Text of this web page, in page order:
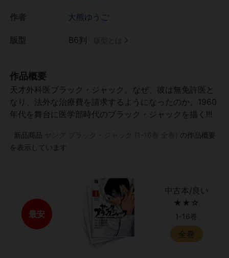
大熊ゆうご
B6判
作品概要
天才外科医ブラック・ジャック。なぜ、彼は無免許医と
なり、法外な治療費を請求するようになったのか。1960
年代を舞台に医学部時代のブラック・ジャックを描く!!!
新品商品
の作品概要
を表示しています
最安
中古本/良い
★★☆
1-16巻
全巻